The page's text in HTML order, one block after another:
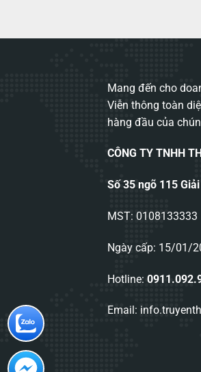
Mang đến cho
Viễn thông toàn
hàng đầu của
CÔNG TY TNHH
Số 35 ngõ 115
MST: 0108133333
Ngày cấp: 15/01/
Hotline:
Email: